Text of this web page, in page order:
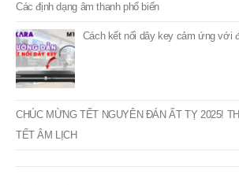
Các định dạng âm thanh phổ biến
Cách kết nối dây key cảm ứng với
CHÚC MỪNG TẾT NGUYÊN ĐÁN ẤT TỴ 2025!
TẾT ÂM LỊCH